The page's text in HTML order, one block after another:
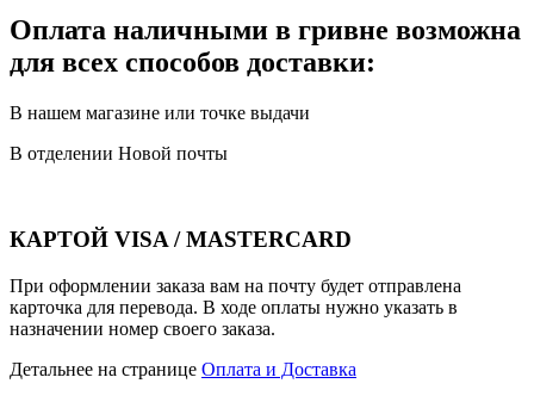
Оплата наличными в гривне возможна
для всех способов доставки:
В нашем магазине или точке выдачи
В отделении Новой почты
КАРТОЙ VISA / MASTERCARD
При оформлении заказа вам на почту будет отправлена
карточка для перевода. В ходе оплаты нужно указать в
назначении номер своего заказа.
Детальнее на странице Оплата и Доставка